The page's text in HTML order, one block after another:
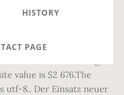
HISTORY
PAGE
für Ihre
value is $2 676.The
utf-8.. Der Einsatz neuer